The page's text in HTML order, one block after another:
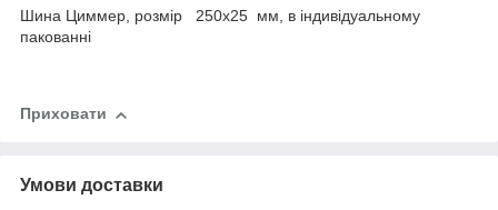
Шина Циммер, розмір 250х25 мм, в індивідуальному
пакованні
Приховати
Умови доставки